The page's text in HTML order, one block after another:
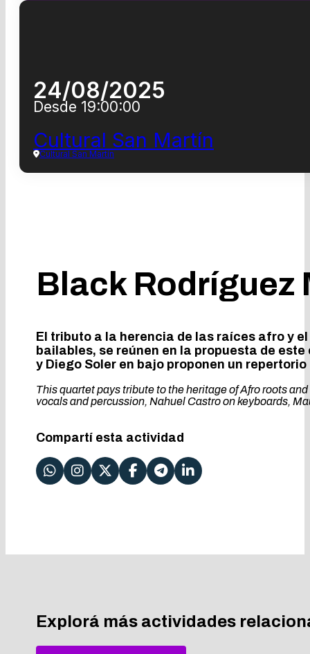
24/08/2025
Desde 19:00:00
Cultural San Martín
Cultural San Martín
Black Rodríguez
El tributo a la herencia de las raíces afro y
bailables, se reúnen en la propuesta de
y Diego Soler en bajo proponen un
This quartet pays tribute to the heritage of Afro roots
vocals and percussion, Nahuel Castro on keyboards,
Compartí esta actividad
Explorá más actividades